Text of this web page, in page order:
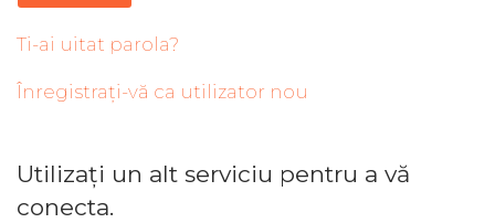
Ti-ai uitat parola?
Înregistrați-vă ca utilizator nou
Utilizați un alt serviciu pentru a vă
conecta.